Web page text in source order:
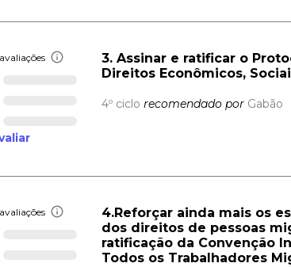
avaliações
3. Assinar e ratificar o
Direitos Econômicos,
4º ciclo recomendado por Gabão
avaliações
4.Reforçar ainda mais os
dos direitos de pessoas
ratificação da Convenção
Todos os Trabalhadores